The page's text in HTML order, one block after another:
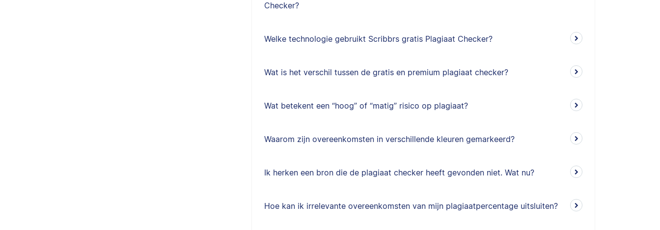
Checker?
Welke technologie gebruikt Scribbrs gratis Plagiaat Checker?
Wat is het verschil tussen de gratis en premium plagiaat checker?
Wat betekent een “hoog” of “matig” risico op plagiaat?
Waarom zijn overeenkomsten in verschillende kleuren gemarkeerd?
Ik herken een bron die de plagiaat checker heeft gevonden niet. Wat nu?
Hoe kan ik irrelevante overeenkomsten van mijn plagiaatpercentage uitsluiten?